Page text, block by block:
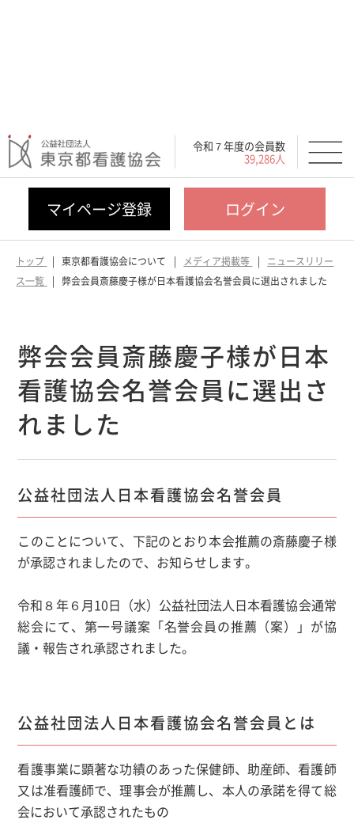
令和７年度の会員数
39,286人
マイページ登録 ログイン
トップ 東京都看護協会について メディア掲載等
ニュースリリー
ス一覧
弊会会員斎藤慶子様が日本看護協会名誉会員に選出されました
弊会会員斎藤慶子様が日本
看護協会名誉会員に選出さ
れました
公益社団法人日本看護協会名誉会員
このことについて、下記のとおり本会推薦の斎藤慶子様
が承認されましたので、お知らせします。
令和８年６月10日（水）公益社団法人日本看護協会通常
総会にて、第一号議案「名誉会員の推薦（案）」が協
議・報告され承認されました。
公益社団法人日本看護協会名誉会員とは
看護事業に顕著な功績のあった保健師、助産師、看護師
又は准看護師で、理事会が推薦し、本人の承諾を得て総
会において承認されたもの